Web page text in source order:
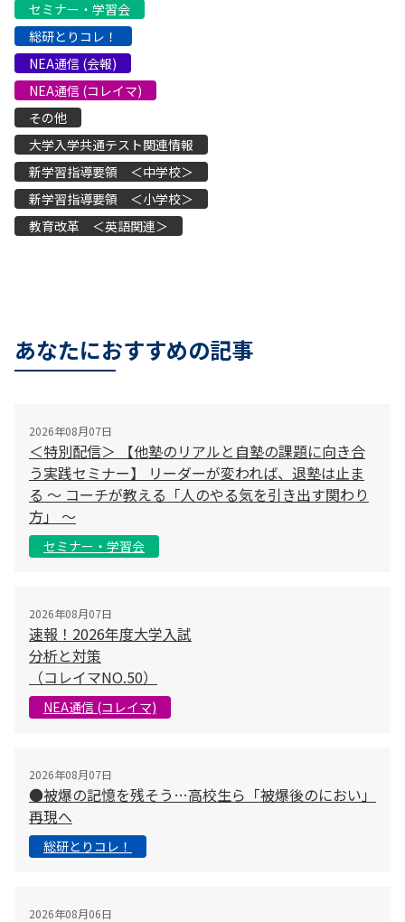
セミナー・学習会
総研とりコレ！
NEA通信 (会報)
NEA通信 (コレイマ)
その他
大学入学共通テスト関連情報
新学習指導要領 ＜中学校＞
新学習指導要領 ＜小学校＞
教育改革 ＜英語関連＞
あなたにおすすめの記事
2026年08月07日
＜特別配信＞ 【他塾のリアルと自塾の課題に向き合
う実践セミナー】 リーダーが変われば、退塾は止ま
る 〜 コーチが教える「人のやる気を引き出す関わり
方」 〜
セミナー・学習会
2026年08月07日
速報！2026年度大学入試
分析と対策
（コレイマNO.50）
NEA通信 (コレイマ)
2026年08月07日
●被爆の記憶を残そう…高校生ら「被爆後のにおい」
再現へ
総研とりコレ！
2026年08月06日